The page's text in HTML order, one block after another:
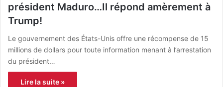
président Maduro…Il répond amèrement à
Trump!
Le gouvernement des États-Unis offre une récompense de 15
millions de dollars pour toute information menant à l’arrestation
du président…
Lire la suite »